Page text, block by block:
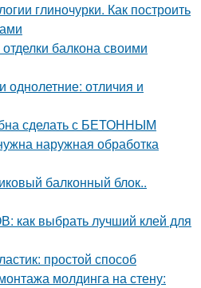
глиночурки. Как построить
балкона своими
однолетние: отличия и
сделать с БЕТОННЫМ
наружная обработка
балконный блок..
как выбрать лучший клей для
простой способ
молдинга на стену: